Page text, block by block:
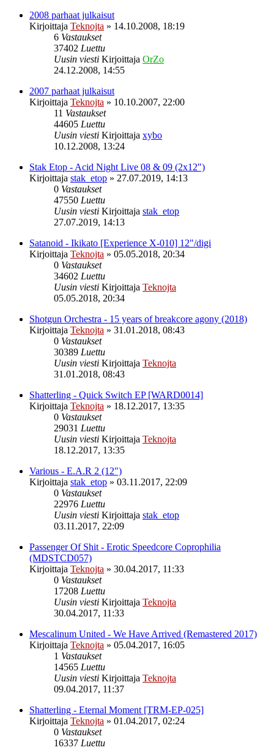
2008 parhaat julkaisut
Kirjoittaja Teknojta » 14.10.2008, 18:19
6 Vastaukset
37402 Luettu
Uusin viesti Kirjoittaja OrZo
24.12.2008, 14:55
2007 parhaat julkaisut
Kirjoittaja Teknojta » 10.10.2007, 22:00
11 Vastaukset
44605 Luettu
Uusin viesti Kirjoittaja xybo
10.12.2008, 13:24
Stak Etop - Acid Night Live 08 & 09 (2x12")
Kirjoittaja stak_etop » 27.07.2019, 14:13
0 Vastaukset
47550 Luettu
Uusin viesti Kirjoittaja stak_etop
27.07.2019, 14:13
Satanoid - Ikikato [Experience X-010] 12"/digi
Kirjoittaja Teknojta » 05.05.2018, 20:34
0 Vastaukset
34602 Luettu
Uusin viesti Kirjoittaja Teknojta
05.05.2018, 20:34
Shotgun Orchestra - 15 years of breakcore agony (2018)
Kirjoittaja Teknojta » 31.01.2018, 08:43
0 Vastaukset
30389 Luettu
Uusin viesti Kirjoittaja Teknojta
31.01.2018, 08:43
Shatterling - Quick Switch EP [WARD0014]
Kirjoittaja Teknojta » 18.12.2017, 13:35
0 Vastaukset
29031 Luettu
Uusin viesti Kirjoittaja Teknojta
18.12.2017, 13:35
Various - E.A.R 2 (12")
Kirjoittaja stak_etop » 03.11.2017, 22:09
0 Vastaukset
22976 Luettu
Uusin viesti Kirjoittaja stak_etop
03.11.2017, 22:09
Passenger Of Shit - Erotic Speedcore Coprophilia
(MDSTCD057)
Kirjoittaja Teknojta » 30.04.2017, 11:33
0 Vastaukset
17208 Luettu
Uusin viesti Kirjoittaja Teknojta
30.04.2017, 11:33
Mescalinum United - We Have Arrived (Remastered 2017)
Kirjoittaja Teknojta » 05.04.2017, 16:05
1 Vastaukset
14565 Luettu
Uusin viesti Kirjoittaja Teknojta
09.04.2017, 11:37
Shatterling - Eternal Moment [TRM-EP-025]
Kirjoittaja Teknojta » 01.04.2017, 02:24
0 Vastaukset
16337 Luettu